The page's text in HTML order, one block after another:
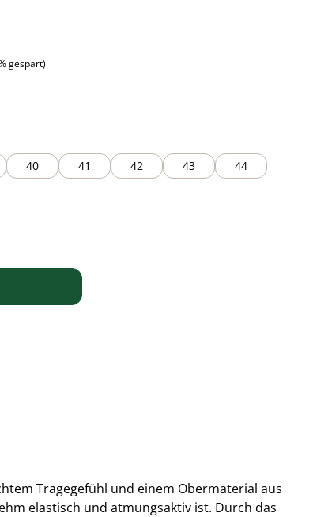
gespart)
40 41 42 43
44
gewünschten Wert ein oder
Tragegefühl und einem Obermaterial aus
elastisch und atmungsaktiv ist. Durch das